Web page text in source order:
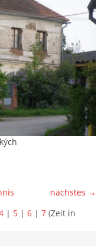
|Aktualisiert: 1. 8. 2026
|
nächstes →
| 5 | 6 | 7 (Zeit in